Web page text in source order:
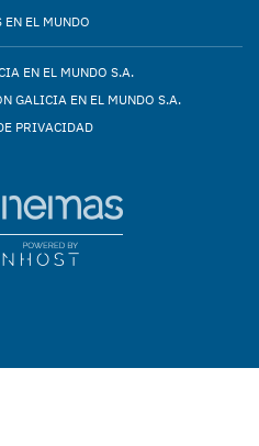
EN EL MUNDO
EN EL MUNDO S.A.
GALICIA EN EL MUNDO S.A.
PRIVACIDAD